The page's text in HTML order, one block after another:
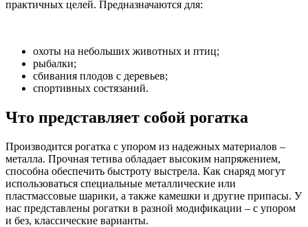
практичных целей. Предназначаются для:
охоты на небольших животных и птиц;
рыбалки;
сбивания плодов с деревьев;
спортивных состязаний.
Что представляет собой рогатка
Производится рогатка с упором из надежных материалов –
металла. Прочная тетива обладает высоким напряжением,
способна обеспечить быстроту выстрела. Как снаряд могут
использоваться специальные металлические или
пластмассовые шарики, а также камешки и другие припасы. У
нас представлены рогатки в разной модификации – с упором
и без, классические варианты.